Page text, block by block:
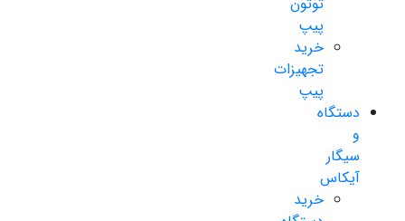
پیپ
خرید
تجهیزات
پیپ
دستگاه
و
سیگار
آیکاس
خرید